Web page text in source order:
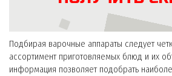
Подбирая варочные аппараты следует
ассортимент приготовляемых блюд и их
информация позволяет подобрать